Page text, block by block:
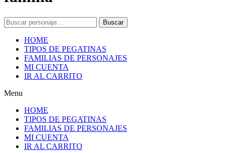
Buscar
HOME
TIPOS DE PEGATINAS
FAMILIAS DE PERSONAJES
MI CUENTA
IR AL CARRITO
Menu
HOME
TIPOS DE PEGATINAS
FAMILIAS DE PERSONAJES
MI CUENTA
IR AL CARRITO